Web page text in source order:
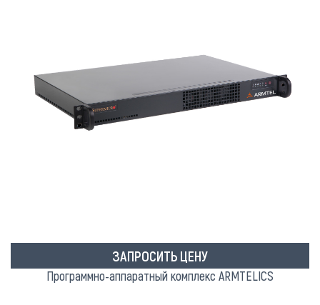
ЗАПРОСИТЬ ЦЕНУ
Программно-аппаратный комплекс ARMTELICS